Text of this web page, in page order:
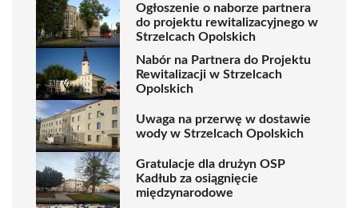
Ogłoszenie o naborze partnera
do projektu rewitalizacyjnego w
Strzelcach Opolskich
Nabór na Partnera do Projektu
Rewitalizacji w Strzelcach
Opolskich
Uwaga na przerwę w dostawie
wody w Strzelcach Opolskich
Gratulacje dla drużyn OSP
Kadłub za osiągnięcie
międzynarodowe